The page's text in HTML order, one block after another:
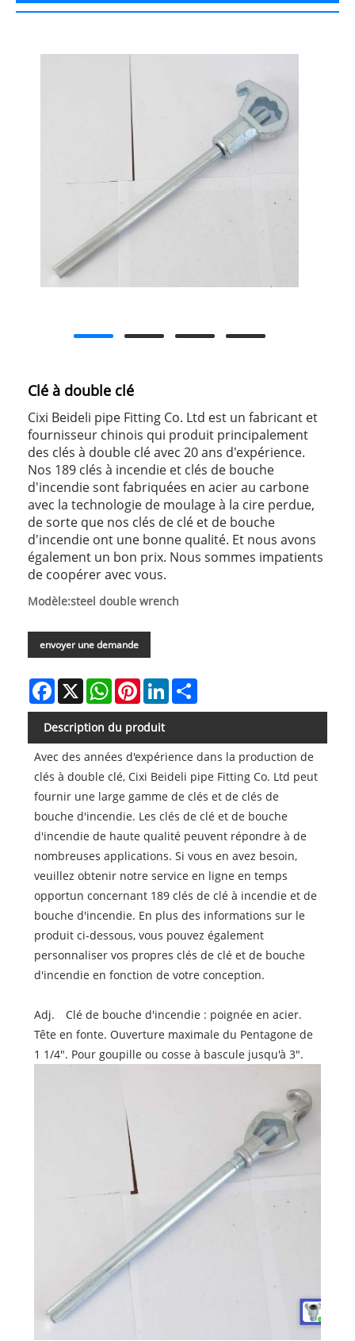
Clé à double clé
Cixi Beideli pipe Fitting Co. Ltd est un fabricant et
fournisseur chinois qui produit principalement
des clés à double clé avec 20 ans d'expérience.
Nos 189 clés à incendie et clés de bouche
d'incendie sont fabriquées en acier au carbone
avec la technologie de moulage à la cire perdue,
de sorte que nos clés de clé et de bouche
d'incendie ont une bonne qualité. Et nous avons
également un bon prix. Nous sommes impatients
de coopérer avec vous.
Modèle:steel double wrench
envoyer une demande
Facebook
X WhatsAppPinterestLinkedIn
Description du produit
Avec des années d'expérience dans la production de
clés à double clé, Cixi Beideli pipe Fitting Co. Ltd peut
fournir une large gamme de clés et de clés de
bouche d'incendie. Les clés de clé et de bouche
d'incendie de haute qualité peuvent répondre à de
nombreuses applications. Si vous en avez besoin,
veuillez obtenir notre service en ligne en temps
opportun concernant 189 clés de clé à incendie et de
bouche d'incendie. En plus des informations sur le
produit ci-dessous, vous pouvez également
personnaliser vos propres clés de clé et de bouche
d'incendie en fonction de votre conception.
Adj. Clé de bouche d'incendie : poignée en acier.
Tête en fonte. Ouverture maximale du Pentagone de
1 1/4". Pour goupille ou cosse à bascule jusqu'à 3".